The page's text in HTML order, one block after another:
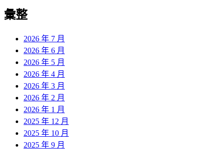
彙整
2026 年 7 月
2026 年 6 月
2026 年 5 月
2026 年 4 月
2026 年 3 月
2026 年 2 月
2026 年 1 月
2025 年 12 月
2025 年 10 月
2025 年 9 月